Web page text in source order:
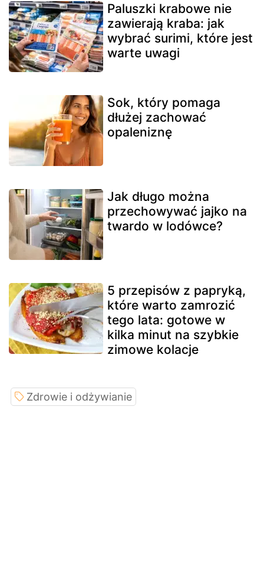
Paluszki krabowe nie
zawierają kraba: jak
wybrać surimi, które jest
warte uwagi
Sok, który pomaga
dłużej zachować
opaleniznę
Jak długo można
przechowywać jajko na
twardo w lodówce?
5 przepisów z papryką,
które warto zamrozić
tego lata: gotowe w
kilka minut na szybkie
zimowe kolacje
Zdrowie i odżywianie